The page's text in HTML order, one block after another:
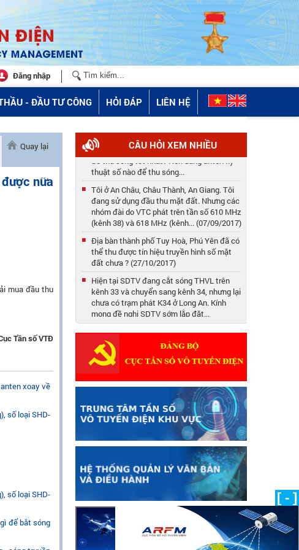
Đăng nhập
- ĐẦU TƯ CÔNG HỎI ĐÁP LIÊN HỆ
Quay lại
nữa
mua đầu thu
Tần số VTĐ
xoay về
số loại SHD-
số loại SHD-
để bắt sóng
CÂU HỎI XEM NHIỀU
Ở Phú Thọ thì thu sóng kỹ thuật số của Đài
phát nào, ở đâu? Anten quay về hướng nào
để thu sóng tốt nhất? Nên dùng anten kỹ
thuật số nào để thu sóng...
Tôi ở An Châu, Châu Thành, An Giang. Tôi
đang sử dụng đầu thu mặt đất. Nhưng các
nhóm đài do VTC phát trên tần số 610 MHz
(kênh 38) và 618 MHz (kênh... (07/09/2017)
Địa bàn thành phố Tuy Hoà, Phú Yên đã có
thể thu được tín hiệu truyền hình số mặt
đất chưa ? (27/10/2017)
Hiện tại SDTV đang cắt sóng THVL trên
kênh 33 và chuyển sang kênh 34, nhưng lại
chưa có trạm phát K34 ở Long An. Kính
mong đề nghị SDTV sớm lắp đặt...
Long 1 và Vĩnh Long 2 trên đầu thu DVB-
T2, tôi dùng anten trong nhà mà không
xem được.
Câu 23: Các thiết bị vô tuyến điện đặt trên
tàu cá có phải xin cấp phép sử dụng tần số
không? (10/05/2019)
Câu 16: Tôi hiện đang làm việc tại đài phát
thanh của 01 huyện miền núi. Tôi có nghe
nói đến quy định mới về quy hoạch sử
dụng kênh tần số phát thanh...
(03/05/2019)
Câu 21: Thủ tục cấp giấy phép sử dụng tần
số vô tuyến điện đối với Đài tàu cho Tổ
chức, cá nhân khi mua,bán lại tàu biển,
phương tiện thủy nội địa. (08/05/2019)
Câu 51: Điều kiện để được thuê thiết bị vô
tuyến điện nghiệp dư là gì? (08/06/2019)
[ - ]